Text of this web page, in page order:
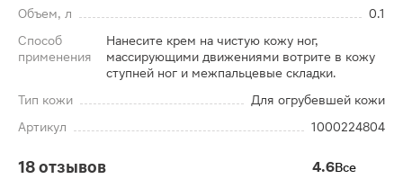
Объем, л
0.1
Способ
применения
Нанесите крем на чистую кожу ног,
массирующими движениями вотрите в кожу
ступней ног и межпальцевые складки.
Тип кожи
Для огрубевшей кожи
Артикул
1000224804
18 отзывов 4.6Все